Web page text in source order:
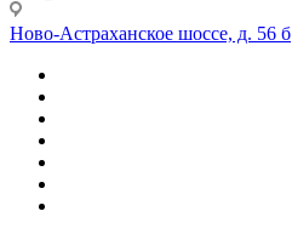
Ново-Астраханское шоссе, д. 56 б